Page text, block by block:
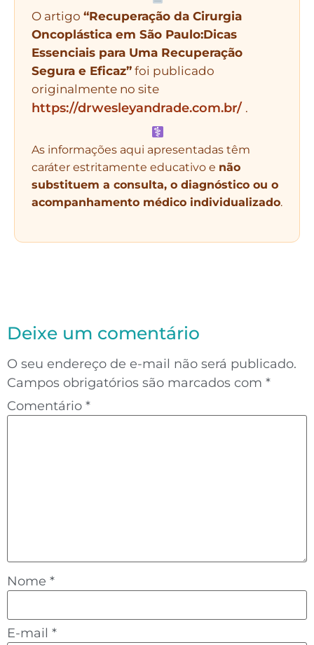
O artigo “Recuperação da Cirurgia
Oncoplástica em São Paulo:Dicas
Essenciais para Uma Recuperação
Segura e Eficaz” foi publicado
originalmente no site
https://drwesleyandrade.com.br/ .
As informações aqui apresentadas têm
caráter estritamente educativo e não
substituem a consulta, o diagnóstico ou o
acompanhamento médico individualizado.
Deixe um comentário
O seu endereço de e-mail não será publicado.
Campos obrigatórios são marcados com *
Comentário *
Nome *
E-mail *